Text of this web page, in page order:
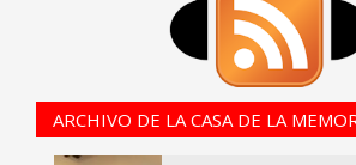
ARCHIVO DE LA CASA DE LA